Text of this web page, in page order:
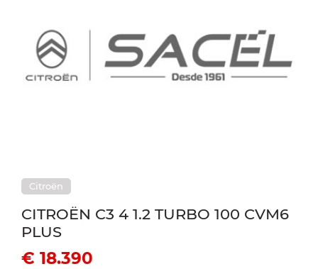
Citroën
CITROËN C3 4 1.2 TURBO 100 CVM6
PLUS
€ 18.390